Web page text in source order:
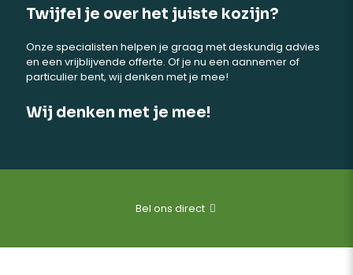
Twijfel je over het juiste kozijn?
Onze specialisten helpen je graag met deskundig advies
en een vrijblijvende offerte. Of je nu een aannemer of
particulier bent, wij denken met je mee!
Wij denken met je mee!
Bel ons direct